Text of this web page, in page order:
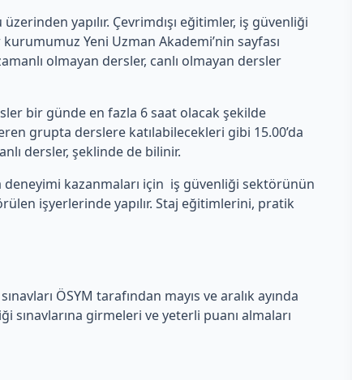
yapılır. Çevrimdışı eğitimler, iş güvenliği
Yeni Uzman Akademi’nin sayfası
olmayan dersler, canlı olmayan dersler
bir günde en fazla 6 saat olacak şekilde
grupta derslere katılabilecekleri gibi 15.00’da
dersler, şeklinde de bilinir.
deneyimi kazanmaları için iş güvenliği sektörünün
işyerlerinde yapılır. Staj eğitimlerini, pratik
ÖSYM tarafından mayıs ve aralık ayında
sınavlarına girmeleri ve yeterli puanı almaları